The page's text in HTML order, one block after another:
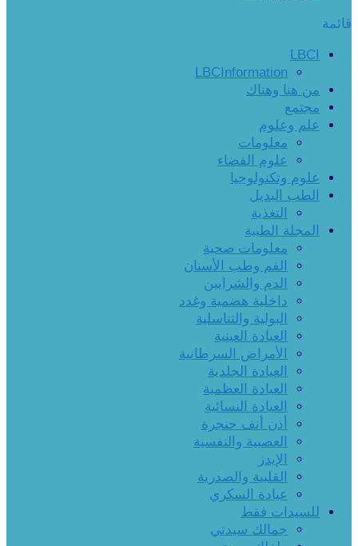
قائمة
LBCI
LBCInformation
من هنا وهناك
مجتمع
علم وعلوم
معلومات
علوم الفضاء
علوم وتكنولوجيا
الطب البديل
التغذية
المجلة الطبية
معلومات صحية
الفم وطب الأسنان
الدم والشرايين
داخلية هضمية وغدد
البولية والتناسلية
العيادة العينية
الأمراض السرطانية
العيادة الجلدية
العيادة العظمية
العيادة النسائية
أذن أنف حنجرة
العصبية والنفسية
الإيدز
القلبية والصدرية
عيادة السكري
للسيدات فقط
جمالك سيدتي